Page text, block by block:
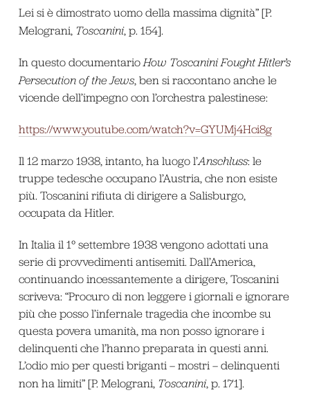
Lei si è dimostrato uomo della massima dignità” [P.
Melograni, Toscanini, p. 154].
In questo documentarioHow Toscanini Fought Hitler’s
Persecution of the Jews, ben si raccontano anche le
vicende dell’impegno con l’orchestra palestinese:
https://www.youtube.com/watch?v=GYUMj4Hci8g
Il 12 marzo 1938, intanto, ha luogo l’Anschluss: le
truppe tedesche occupano l’Austria, che non esiste
più. Toscanini rifiuta di dirigere a Salisburgo,
occupata da Hitler.
In Italia il 1° settembre 1938 vengono adottati una
serie di provvedimenti antisemiti. Dall’America,
continuando incessantemente a dirigere, Toscanini
scriveva: “Procuro di non leggere i giornali e ignorare
più che posso l’infernale tragedia che incombe su
questa povera umanità, ma non posso ignorare i
delinquenti che l’hanno preparata in questi anni.
L’odio mio per questi briganti – mostri – delinquenti
non ha limiti” [P. Melograni, Toscanini, p. 171].